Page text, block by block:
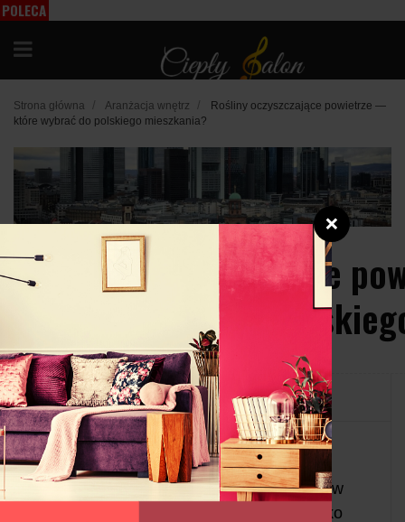
POLECA
Strona główna / Aranżacja wnętrz /
Rośliny oczyszczające powietrze —
które wybrać do polskiego mieszkania?
Rośliny oczyszczające
które wybrać do
21 września 2023
Udostępnij
Naturalny wystrój mieszkania stał się w
ostatnich latach coraz bardziej popularny w
Polsce. Rośliny doniczkowe, które nie tylko
❌